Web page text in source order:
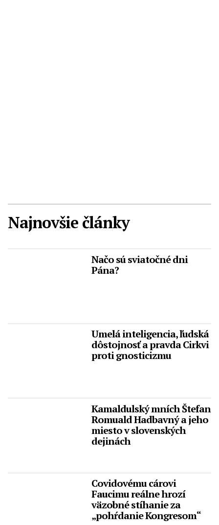
Najnovšie články
Načo sú sviatočné dni
Pána?
Umelá inteligencia, ľudská
dôstojnosť a pravda Cirkvi
proti gnosticizmu
Kamaldulský mních Štefan
Romuald Hadbavný a jeho
miesto v slovenských
dejinách
Covidovému cárovi
Faucimu reálne hrozí
väzobné stíhanie za
„pohŕdanie Kongresom“